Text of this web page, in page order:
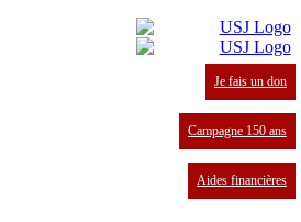
Je fais un don
Campagne 150 ans
Aides financières